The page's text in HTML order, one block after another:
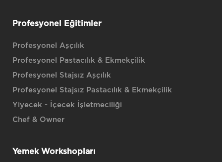
Profesyonel Eğitimler
Profesyonel Aşçılık
Profesyonel Pastacılık & Ekmekçilik
Profesyonel Stajsız Aşçılık
Profesyonel Stajsız Pastacılık & Ekmekçilik
Yiyecek - İçecek İşletmeciliği
Chef & Owner
Yemek Workshopları